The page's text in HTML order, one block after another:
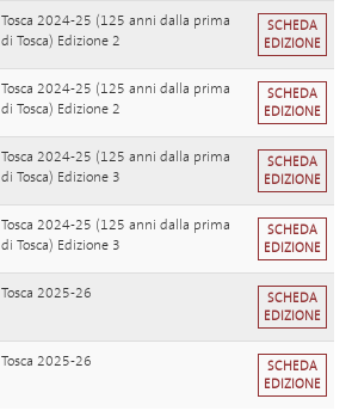
Tosca 2024-25 (125 anni dalla prima
di Tosca) Edizione 2
SCHEDA
EDIZIONE
Tosca 2024-25 (125 anni dalla prima
di Tosca) Edizione 2
SCHEDA
EDIZIONE
Tosca 2024-25 (125 anni dalla prima
di Tosca) Edizione 3
SCHEDA
EDIZIONE
Tosca 2024-25 (125 anni dalla prima
di Tosca) Edizione 3
SCHEDA
EDIZIONE
Tosca 2025-26
SCHEDA
EDIZIONE
Tosca 2025-26
SCHEDA
EDIZIONE